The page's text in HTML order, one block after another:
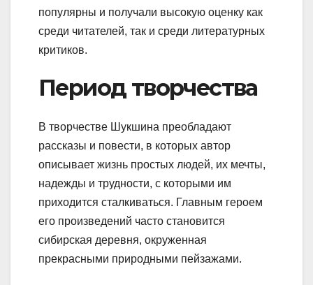
популярны и получали высокую оценку как
среди читателей, так и среди литературных
критиков.
Период творчества
В творчестве Шукшина преобладают
рассказы и повести, в которых автор
описывает жизнь простых людей, их мечты,
надежды и трудности, с которыми им
приходится сталкиваться. Главным героем
его произведений часто становится
сибирская деревня, окруженная
прекрасными природными пейзажами.